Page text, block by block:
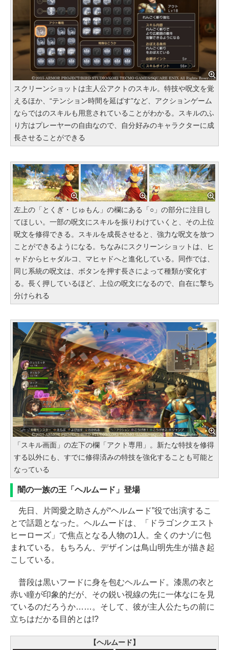
スクリーンショットは主人公アクトのスキル。特技や呪文を覚
えるほか、“テンション時間を延ばす”など、アクションゲーム
ならではのスキルも用意されていることがわかる。スキルのふ
り方はプレーヤーの自由なので、自分好みのキャラクターに成
長させることができる
左上の「とくぎ・じゅもん」の欄にある「○」の部分に注目し
てほしい。一部の呪文にスキルを振りわけていくと、その上位
呪文を修得できる。スキルを成長させると、強力な呪文を放つ
ことができるようになる。ちなみにスクリーンショットは、ヒ
ャドからヒャダルコ、マヒャドへと進化している。同作では、
同じ系統の呪文は、ボタンを押す長さによって種類が変化す
る。長く押しているほど、上位の呪文になるので、自在に撃ち
分けられる
「スキル画面」の左下の欄「アクト専用」。新たな特技を修得
する以外にも、すでに修得済みの特技を強化することも可能と
なっている
闇の一族の王「ヘルムード」登場
先日、片岡愛之助さんが“ヘルムード”役で出演するこ
とで話題となった。ヘルムードは、「ドラゴンクエスト
ヒーローズ」で焦点となる人物の1人。全くのナゾに包
まれている。もちろん、デザインは鳥山明先生が描き起
こしている。
普段は黒いフードに身を包むヘルムード。漆黒の衣と
赤い瞳が印象的だが、その鋭い視線の先に一体なにを見
ているのだろうか……。そして、彼が主人公たちの前に
立ちはだかる目的とは!?
【ヘルムード】